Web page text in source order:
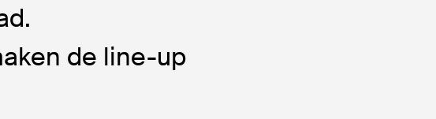
de line-up